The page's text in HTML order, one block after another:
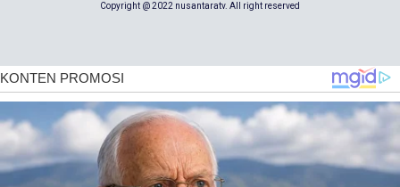
Copyright @ 2022 nusantaratv. All right reserved